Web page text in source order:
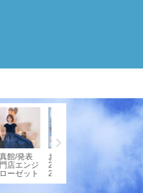
真館/発表
門店エンジ
ローゼット